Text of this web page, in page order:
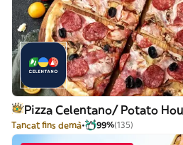
Tancat fins demà 99%(135)